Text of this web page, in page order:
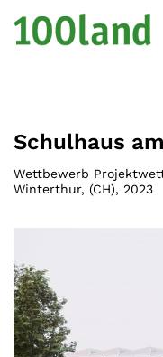
Schulhaus
Wettbewerb
Winterthur, (CH), 2023